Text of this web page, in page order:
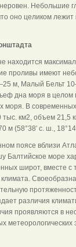
Небольшие
оно целиком
находится
проливы имеют
м, Малый Бельт
дна моря в целом
моря. В
км2, объем 21,5
м (58°38′ с. ш.,
поясе вблизи
Балтийское море
широт, вместе с
различия
проявляются в